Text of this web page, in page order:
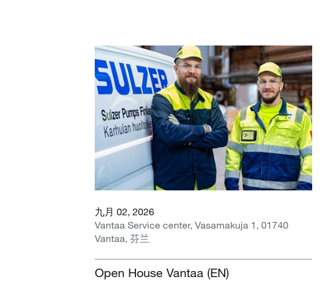
九月 02, 2026
Vantaa Service center, Vasamakuja 1, 01740
Vantaa, 芬兰
Open House Vantaa (EN)